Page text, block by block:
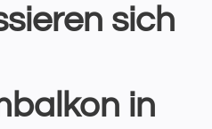
sich
in